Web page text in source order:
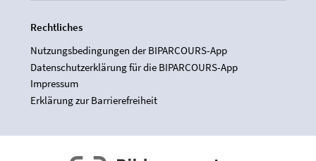
Rechtliches
Nutzungsbedingungen der BIPARCOURS-App
Datenschutzerklärung für die BIPARCOURS-App
Impressum
Erklärung zur Barrierefreiheit